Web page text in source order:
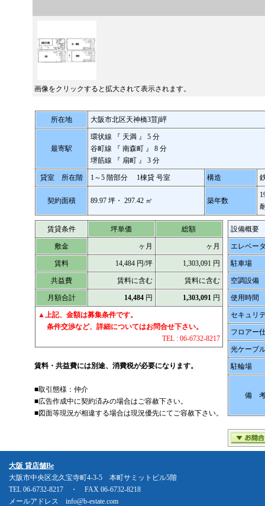
画像をクリックすると拡大されて表示されます。
所在地 大阪市北区天神橋3荳∫岼
最寄駅
環状線 『 天満 』 5 分
谷町線 『 南森町 』 8 分
堺筋線 『 扇町 』 3 分
貸室 所在階 1～5 階部分 1棟貸 号室 構造
契約面積 89.97 坪・ 297.42 ㎡ 築年数
賃貸条件 坪単価 総額
敷金 ヶ月 ヶ月
賃料 14,484 円/坪 1,303,091 円
共益費 賃料に含む 賃料に含む
月額合計 14,484円 1,303,091円
▲上記、金額は募集条件です。
条件交渉など、詳細についてはお問合せ下さい。
TEL : 06-6732-8217
賃料・共益費には別途、消費税が必要になります。
■取引態様：仲介
■広告作成中に契約済みの場合はご容赦下さい。
■図面等現況が相違する場合は現況優先にてご容赦下さい。
設備概要
エレベー
駐車場
空調設備
使用時間
セキュリ
フロアー
光ケーブ
駐輪場
備
大阪 貸店舗Be
大阪市中央区北久宝寺町4-3-5 本町サミットビル5階
TEL 06-6732-8217 ・ FAX 06-6732-8218
メールアドレス info@b-estate.com